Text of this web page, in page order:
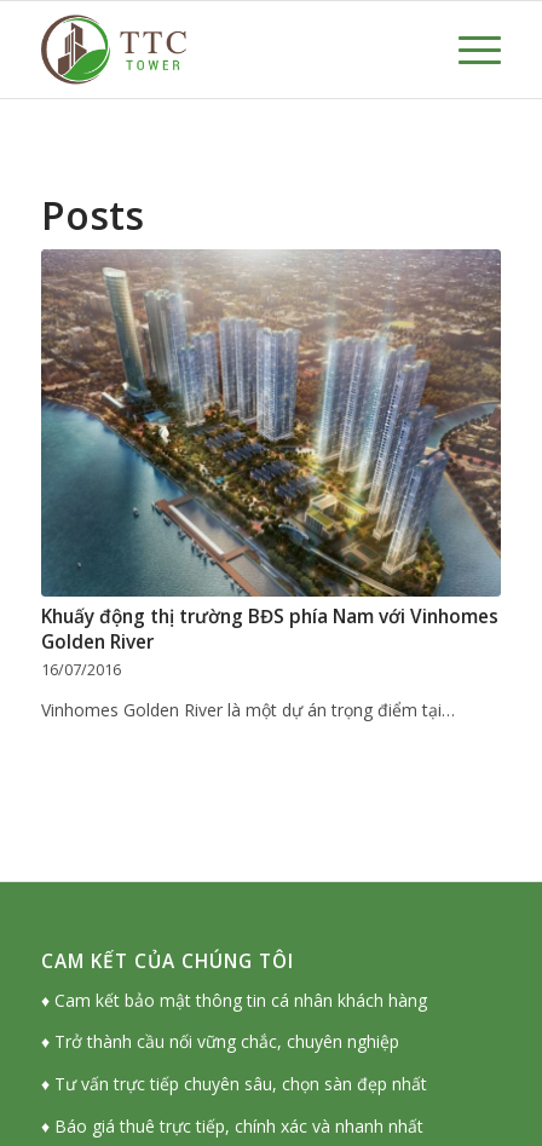
Posts
Khuấy động thị trường BĐS phía Nam với Vinhomes
Golden River
16/07/2016
Vinhomes Golden River là một dự án trọng điểm tại…
CAM KẾT CỦA CHÚNG TÔI
♦ Cam kết bảo mật thông tin cá nhân khách hàng
♦ Trở thành cầu nối vững chắc, chuyên nghiệp
♦ Tư vấn trực tiếp chuyên sâu, chọn sàn đẹp nhất
♦ Báo giá thuê trực tiếp, chính xác và nhanh nhất